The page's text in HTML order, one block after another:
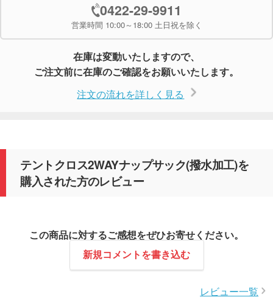
0422-29-9911
営業時間 10:00～18:00 土日祝を除く
在庫は変動いたしますので、
ご注文前に在庫のご確認をお願いいたします。
注文の流れを詳しく見る
テントクロス2WAYナップサック(撥水加工)を
購入された方のレビュー
この商品に対するご感想をぜひお寄せください。
新規コメントを書き込む
レビュー一覧